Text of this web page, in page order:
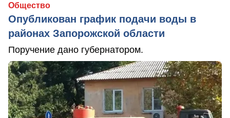
Общество
Опубликован график подачи воды в
районах Запорожской области
Поручение дано губернатором.